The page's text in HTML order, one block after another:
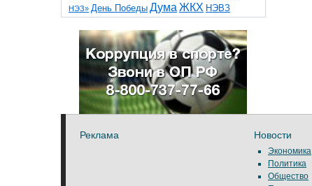
НЭЗ» День Победы Дума ЖКХ НЭВЗ
НчГРЭС ТНТ
благоустройствоветераны выборы
детидороги казаки коррупция космос
общественная палата парк пожар роща
спорт театр транспорт художники
Реклама Новости
Экономика
Политика
Общество